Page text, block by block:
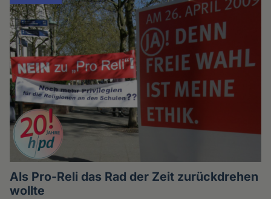
Als Pro-Reli das Rad der Zeit zurückdrehen
wollte